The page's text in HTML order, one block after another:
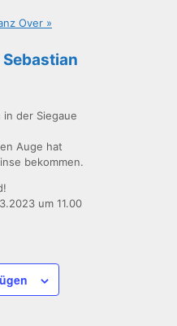
Over »
der Sie­gaue
Auge hat
bekommen.
um 11.00